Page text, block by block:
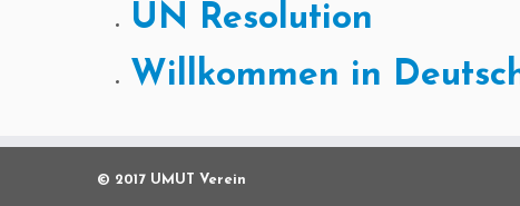
UN Resolution
Willkommen in
© 2017 UMUT Verein